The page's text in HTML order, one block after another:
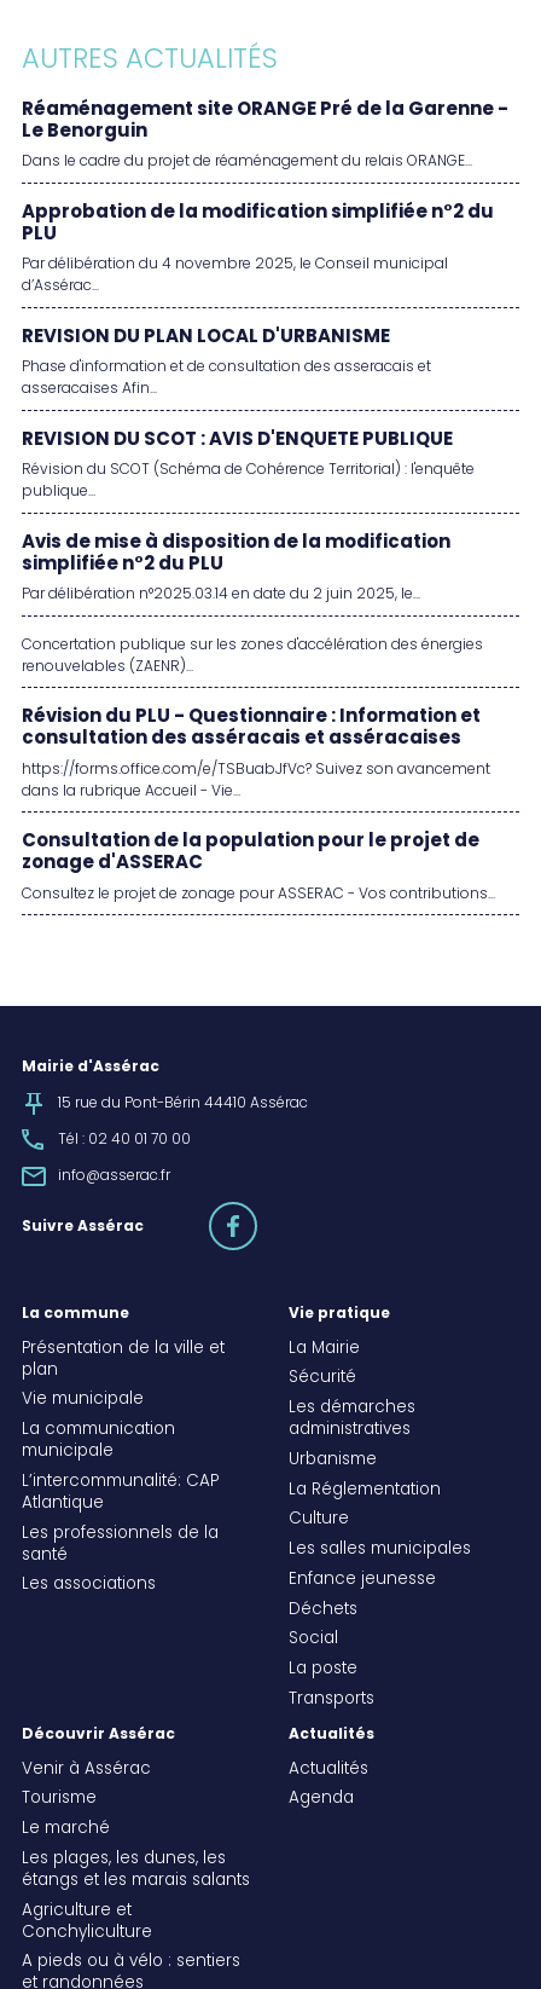
AUTRES ACTUALITÉS
Réaménagement site ORANGE Pré de la Garenne -
Le Benorguin
Dans le cadre du projet de réaménagement du relais ORANGE...
Approbation de la modification simplifiée n°2 du
PLU
Par délibération du 4 novembre 2025, le Conseil municipal
d’Assérac...
REVISION DU PLAN LOCAL D'URBANISME
Phase d'information et de consultation des asseracais et
asseracaises Afin...
REVISION DU SCOT : AVIS D'ENQUETE PUBLIQUE
Révision du SCOT (Schéma de Cohérence Territorial) : l'enquête
publique...
Avis de mise à disposition de la modification
simplifiée n°2 du PLU
Par délibération n°2025.03.14 en date du 2 juin 2025, le...
Concertation publique sur les zones d'accélération des énergies
renouvelables (ZAENR)...
Révision du PLU - Questionnaire : Information et
consultation des asséracais et asséracaises
https://forms.office.com/e/TSBuabJfVc? Suivez son avancement
dans la rubrique Accueil - Vie...
Consultation de la population pour le projet de
zonage d'ASSERAC
Consultez le projet de zonage pour ASSERAC - Vos contributions...
Mairie d'Assérac
15 rue du Pont-Bérin 44410 Assérac
Tél : 02 40 01 70 00
info@asserac.fr
Suivre Assérac facebook
La commune
Présentation de la ville et
plan
Vie municipale
La communication
municipale
L’intercommunalité: CAP
Atlantique
Les professionnels de la
santé
Les associations
Vie pratique
La Mairie
Sécurité
Les démarches
administratives
Urbanisme
La Réglementation
Culture
Les salles municipales
Enfance jeunesse
Déchets
Social
La poste
Transports
Découvrir Assérac
Venir à Assérac
Tourisme
Le marché
Les plages, les dunes, les
étangs et les marais salants
Agriculture et
Conchyliculture
A pieds ou à vélo : sentiers
Actualités
Actualités
Agenda